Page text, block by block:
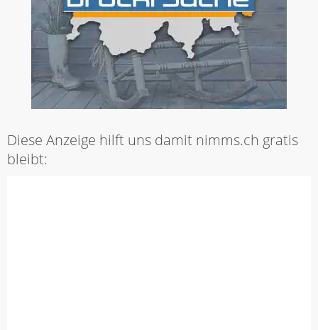
Diese Anzeige hilft uns damit nimms.ch gratis
bleibt: